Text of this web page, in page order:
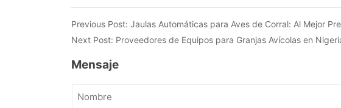
Previous Post: Jaulas Automáticas para Aves de Corral: Al Mejor
Next Post: Proveedores de Equipos para Granjas Avícolas en
Mensaje